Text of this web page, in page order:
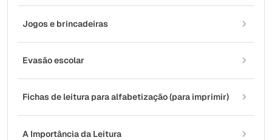
Jogos e brincadeiras
Evasão escolar
Fichas de leitura para alfabetização (para imprimir)
A Importância da Leitura